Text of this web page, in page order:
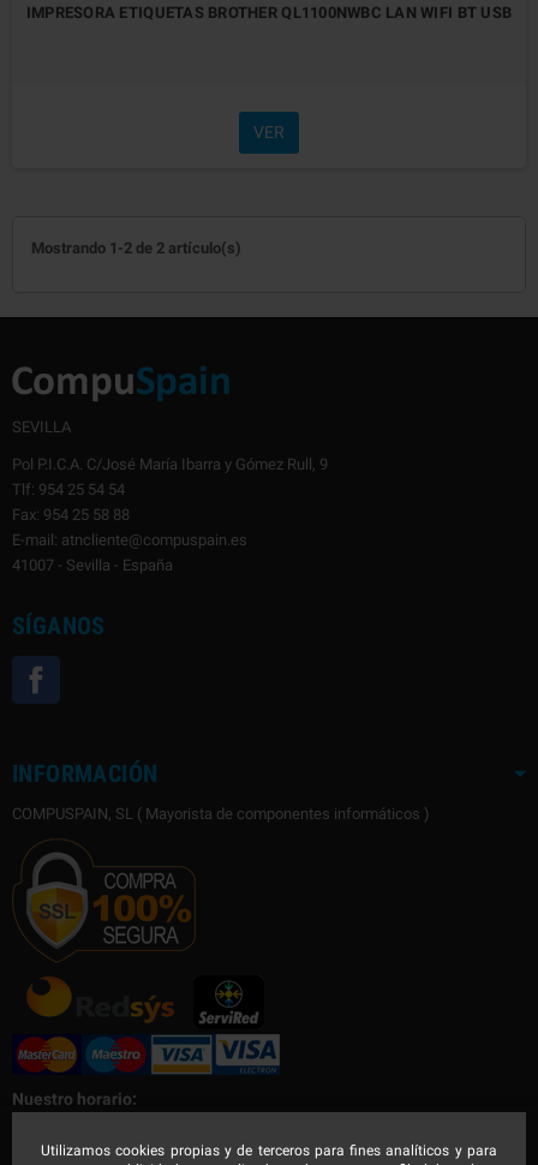
Utilizamos cookies propias y de terceros para fines analíticos y para
IMPRESORA ETIQUETAS BROTHER QL1100NWBC LAN WIFI BT USB
VER
Mostrando 1-2 de 2 artículo(s)
SEVILLA
Pol P.I.C.A. C/José María Ibarra y Gómez Rull, 9
Tlf: 954 25 54 54
Fax: 954 25 58 88
E-mail: atncliente@compuspain.es
41007 - Sevilla - España
SÍGANOS
INFORMACIÓN
COMPUSPAIN, SL ( Mayorista de componentes informáticos )
Nuestro horario:
Nuestro horario de Lunes a Viernes